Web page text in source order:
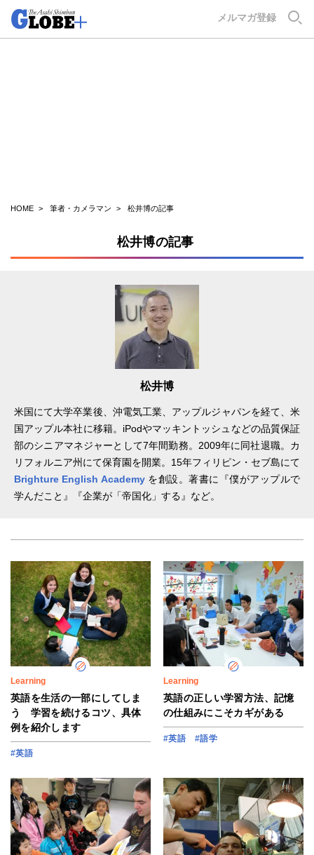
メルマガ登録
HOME 筆者・カメラマン 松井博の記事
松井博の記事
松井博
米国にて大学卒業後、沖電気工業、アップルジャパンを経て、米
国アップル本社に移籍。iPodやマッキントッシュなどの品質保証
部のシニアマネジャーとして7年間勤務。2009年に同社退職。カ
リフォルニア州にて保育園を開業。15年フィリピン・セブ島にて
Brighture English Academyを創設。著書に『僕がアップルで
学んだこと』『企業が「帝国化」する』など。
Learning
英語を生活の一部にしてしま
う 学習を続けるコツ、具体
例を紹介します
#英語
Learning
英語の正しい学習方法、記憶
の仕組みにこそカギがある
#英語 #語学